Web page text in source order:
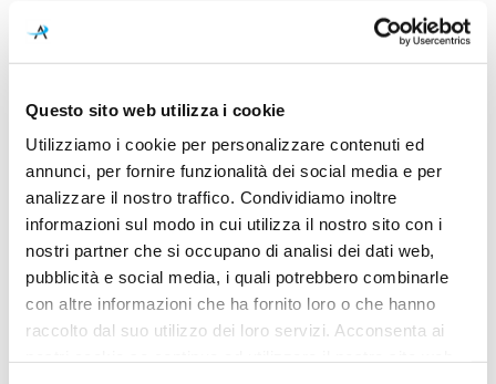
Questo sito web utilizza i cookie
Utilizziamo i cookie per personalizzare contenuti ed
annunci, per fornire funzionalità dei social media e per
analizzare il nostro traffico. Condividiamo inoltre
informazioni sul modo in cui utilizza il nostro sito con i
nostri partner che si occupano di analisi dei dati web,
pubblicità e social media, i quali potrebbero combinarle
con altre informazioni che ha fornito loro o che hanno
raccolto dal suo utilizzo dei loro servizi. Acconsenta ai
Colore led
3000K
Ø 265mm x Ø 80mm - H
Led integrato
26W - 2700K / 3000K -
1200Lm - CRI90 - 220-240V
Dimmerazione
On/Off
Classe energetica
A++, A+, A
Ean
8013210209295